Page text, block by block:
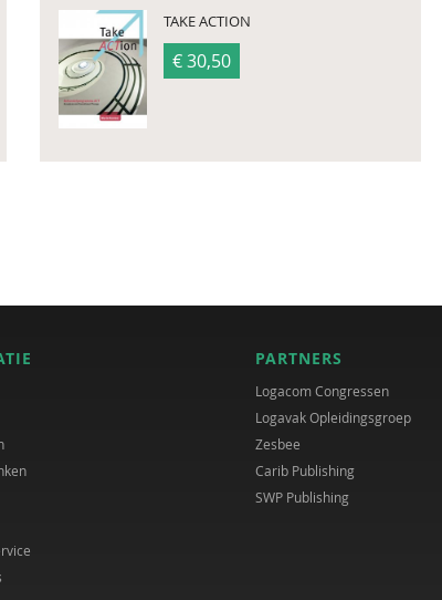
TAKE ACTION
€ 30,50
PARTNERS
Logacom Congressen
Logavak Opleidingsgroep
Zesbee
Carib Publishing
SWP Publishing